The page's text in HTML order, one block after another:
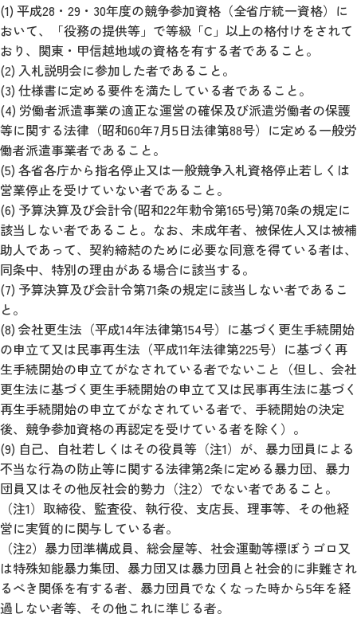
(1) 平成28・29・30年度の競争参加資格（全省庁統一資格）に
おいて、「役務の提供等」で等級「C」以上の格付けをされて
おり、関東・甲信越地域の資格を有する者であること。
(2) 入札説明会に参加した者であること。
(3) 仕様書に定める要件を満たしている者であること。
(4) 労働者派遣事業の適正な運営の確保及び派遣労働者の保護
等に関する法律（昭和60年7月5日法律第88号）に定める一般労
働者派遣事業者であること。
(5) 各省各庁から指名停止又は一般競争入札資格停止若しくは
営業停止を受けていない者であること。
(6) 予算決算及び会計令(昭和22年勅令第165号)第70条の規定に
該当しない者であること。なお、未成年者、被保佐人又は被補
助人であって、契約締結のために必要な同意を得ている者は、
同条中、特別の理由がある場合に該当する。
(7) 予算決算及び会計令第71条の規定に該当しない者であるこ
と。
(8) 会社更生法（平成14年法律第154号）に基づく更生手続開始
の申立て又は民事再生法（平成11年法律第225号）に基づく再
生手続開始の申立てがなされている者でないこと（但し、会社
更生法に基づく更生手続開始の申立て又は民事再生法に基づく
再生手続開始の申立てがなされている者で、手続開始の決定
後、競争参加資格の再認定を受けている者を除く）。
(9) 自己、自社若しくはその役員等（注1）が、暴力団員による
不当な行為の防止等に関する法律第2条に定める暴力団、暴力
団員又はその他反社会的勢力（注2）でない者であること。
（注1）取締役、監査役、執行役、支店長、理事等、その他経
営に実質的に関与している者。
（注2）暴力団準構成員、総会屋等、社会運動等標ぼうゴロ又
は特殊知能暴力集団、暴力団又は暴力団員と社会的に非難され
るべき関係を有する者、暴力団員でなくなった時から5年を経
過しない者等、その他これに準じる者。